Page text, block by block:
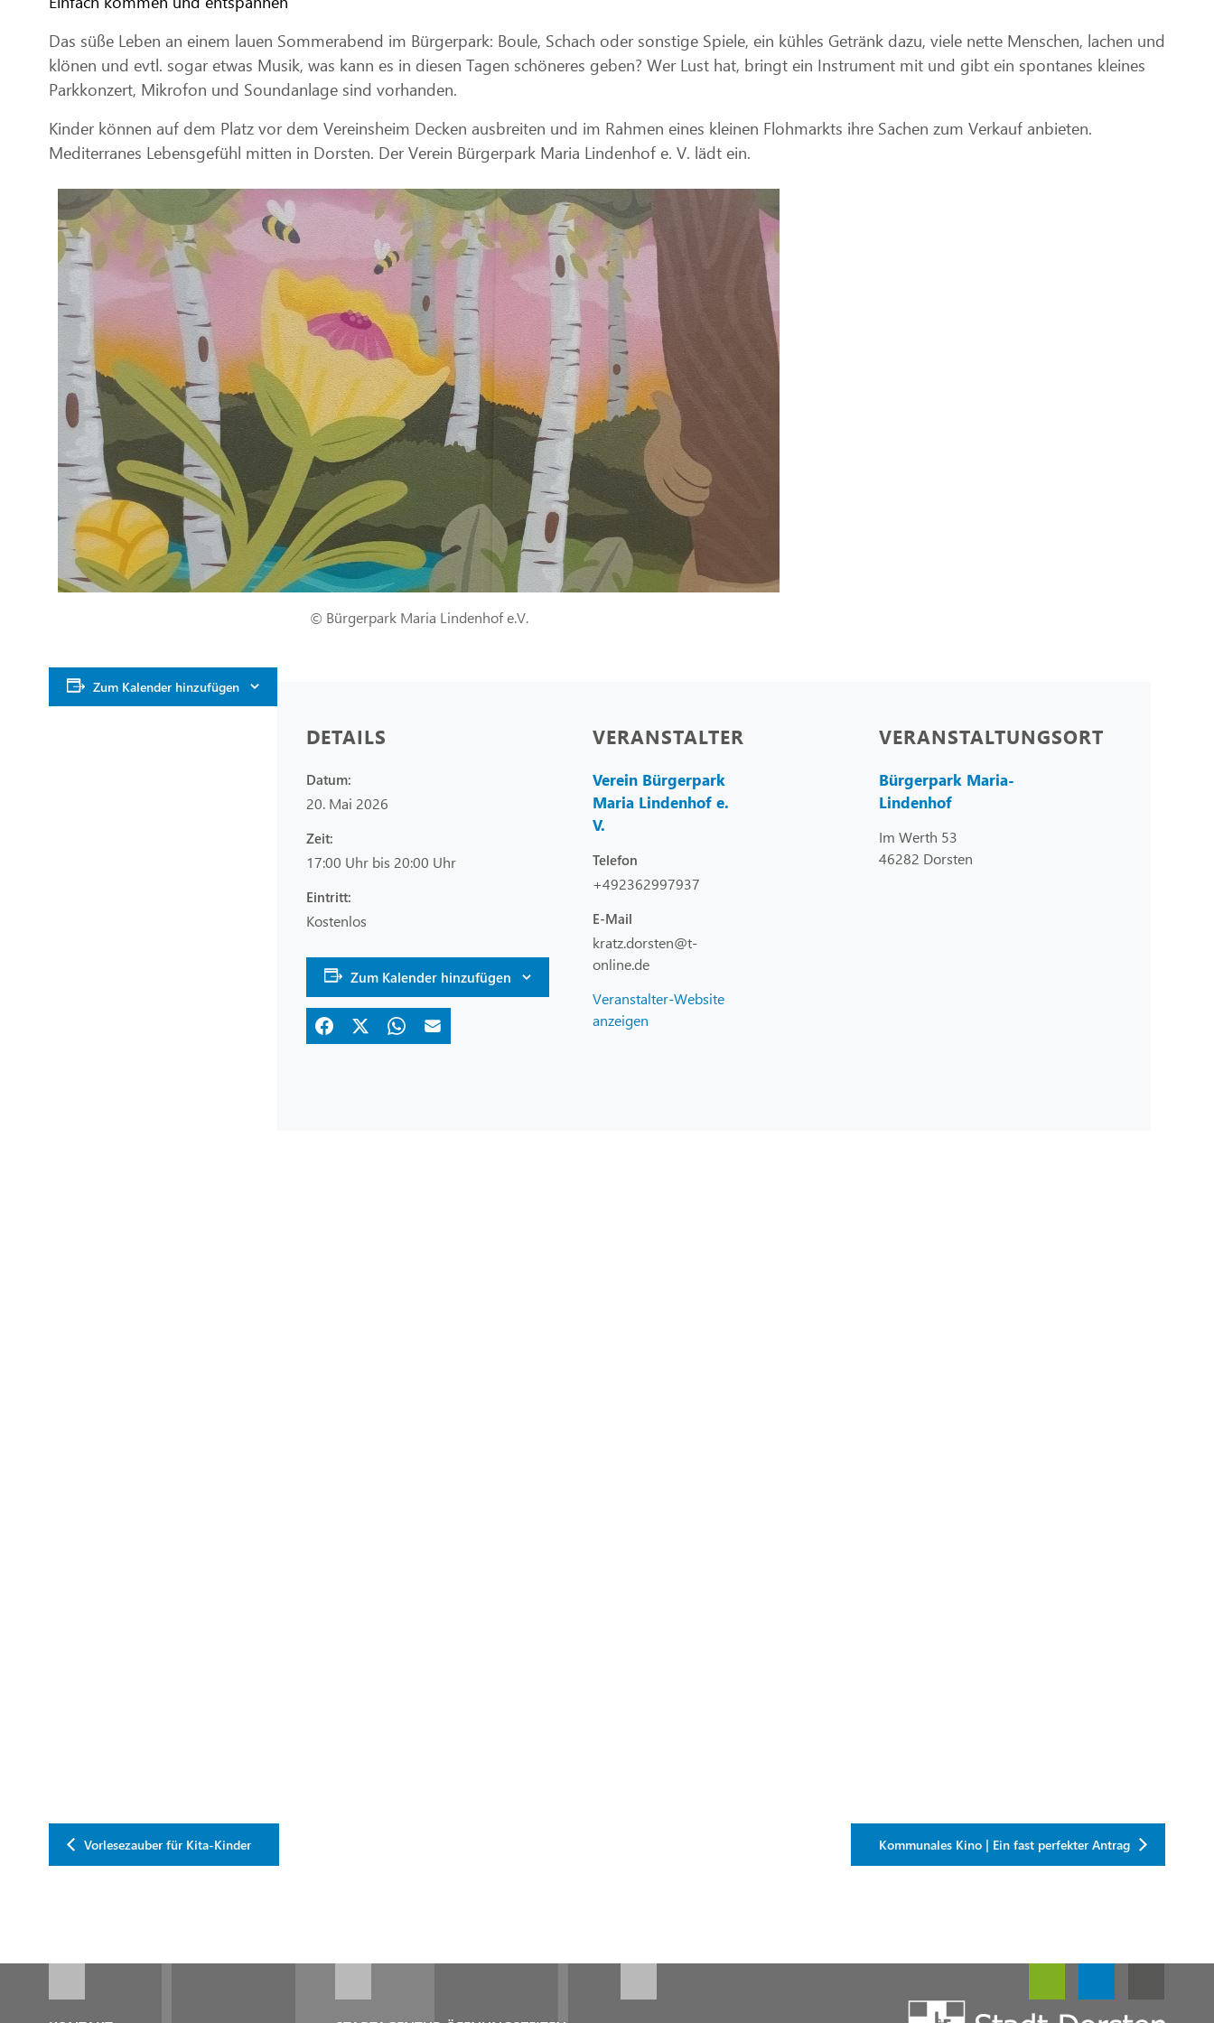
Das süße Leben an einem lauen Sommerabend im Bürgerpark: Boule, Schach oder sonstige Spiele, ein kühles Getränk dazu, viele nette Menschen, lachen und
klönen und evtl. sogar etwas Musik, was kann es in diesen Tagen schöneres geben? Wer Lust hat, bringt ein Instrument mit und gibt ein spontanes kleines
Parkkonzert, Mikrofon und Soundanlage sind vorhanden.
Kinder können auf dem Platz vor dem Vereinsheim Decken ausbreiten und im Rahmen eines kleinen Flohmarkts ihre Sachen zum Verkauf anbieten.
Mediterranes Lebensgefühl mitten in Dorsten. Der Verein Bürgerpark Maria Lindenhof e. V. lädt ein.
© Bürgerpark Maria Lindenhof e.V.
Zum Kalender hinzufügen
DETAILS
Datum:
20. Mai 2026
Zeit:
17:00 Uhr bis 20:00 Uhr
Eintritt:
Kostenlos
Zum Kalender hinzufügen
VERANSTALTER
Verein Bürgerpark
Maria Lindenhof e.
V.
Telefon
+492362997937
E-Mail
kratz.dorsten@t-
online.de
Veranstalter-Website
anzeigen
VERANSTALTUNGSORT
Bürgerpark Maria-
Lindenhof
Im Werth 53
46282 Dorsten
Vorlesezauber für Kita-Kinder Kommunales Kino | Ein fast perfekter Antrag